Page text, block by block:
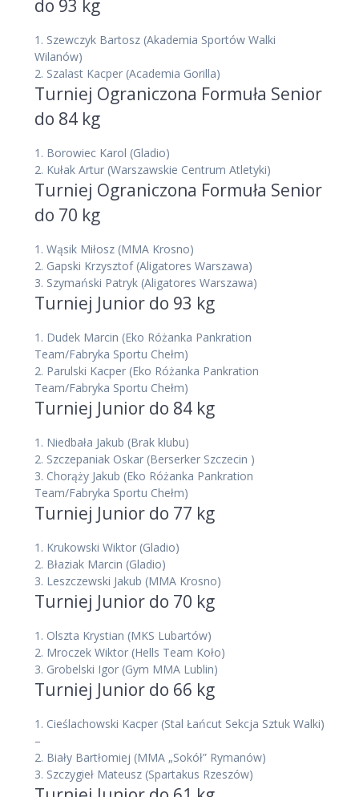
do 93 kg
1. Szewczyk Bartosz (Akademia Sportów Walki
Wilanów)
2. Szalast Kacper (Academia Gorilla)
Turniej Ograniczona Formuła Senior
do 84 kg
1. Borowiec Karol (Gladio)
2. Kułak Artur (Warszawskie Centrum Atletyki)
Turniej Ograniczona Formuła Senior
do 70 kg
1. Wąsik Miłosz (MMA Krosno)
2. Gapski Krzysztof (Aligatores Warszawa)
3. Szymański Patryk (Aligatores Warszawa)
Turniej Junior do 93 kg
1. Dudek Marcin (Eko Różanka Pankration
Team/Fabryka Sportu Chełm)
2. Parulski Kacper (Eko Różanka Pankration
Team/Fabryka Sportu Chełm)
Turniej Junior do 84 kg
1. Niedbała Jakub (Brak klubu)
2. Szczepaniak Oskar (Berserker Szczecin )
3. Chorąży Jakub (Eko Różanka Pankration
Team/Fabryka Sportu Chełm)
Turniej Junior do 77 kg
1. Krukowski Wiktor (Gladio)
2. Błaziak Marcin (Gladio)
3. Leszczewski Jakub (MMA Krosno)
Turniej Junior do 70 kg
1. Olszta Krystian (MKS Lubartów)
2. Mroczek Wiktor (Hells Team Koło)
3. Grobelski Igor (Gym MMA Lublin)
Turniej Junior do 66 kg
1. Cieślachowski Kacper (Stal Łańcut Sekcja Sztuk Walki)
–
2. Biały Bartłomiej (MMA „Sokół” Rymanów)
3. Szczygieł Mateusz (Spartakus Rzeszów)